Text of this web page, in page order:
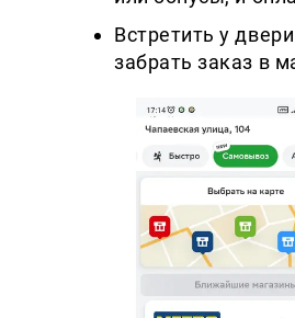
Встретить у
забрать заказ в